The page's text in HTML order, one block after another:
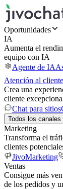
Oportunidades
IA
Aumenta el
equipo con IA
Agente de IA
Atención al cliente
Crea una
cliente
Chat para sitios
Todos los canales
Marketing
Transforma el
clientes
JivoMarketing
Ventas
Consigue más
de los pedidos y